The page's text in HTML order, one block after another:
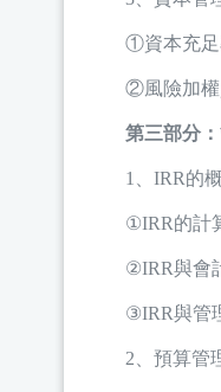
①資本充足
②風險加權
第三部分
1、IRR的
①IRR的計
②IRR與會計
③IRR與管理
2、預算管